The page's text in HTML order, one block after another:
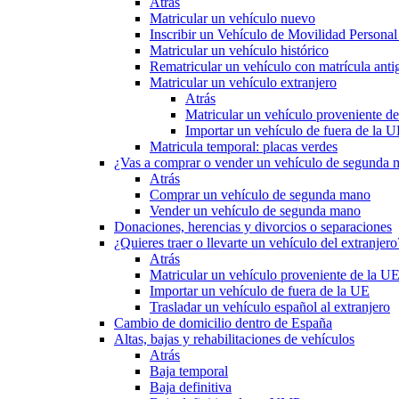
Matricular un vehículo nuevo
Inscribir un Vehículo de Movilidad
Matricular un vehículo histórico
Rematricular un vehículo con matrícula
Matricular un vehículo extranjero
Atrás
Matricular un vehículo proveniente
Importar un vehículo de fuera de la
Matricula temporal: placas verdes
¿Vas a comprar o vender un vehículo de segunda
Atrás
Comprar un vehículo de segunda mano
Vender un vehículo de segunda mano
Donaciones, herencias y divorcios o separaciones
¿Quieres traer o llevarte un vehículo del
Atrás
Matricular un vehículo proveniente de la UE
Importar un vehículo de fuera de la UE
Trasladar un vehículo español al extranjero
Cambio de domicilio dentro de España
Altas, bajas y rehabilitaciones de vehículos
Atrás
Baja temporal
Baja definitiva